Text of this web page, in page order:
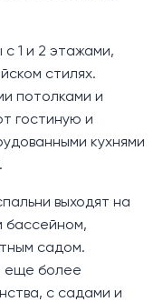
с 1 и 2 этажами,
стилях.
потолками и
гостиную и
кухнями
выходят на
бассейном,
садом.
еще более
с садами и